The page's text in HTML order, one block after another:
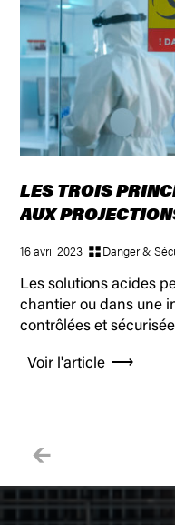
LES TROIS
AUX
16 avril 2023 Danger &
Les solutions acides
chantier ou dans une
contrôlées et
Voir l'article
🡰